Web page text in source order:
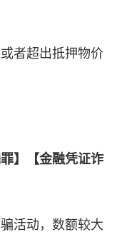
者超出抵押物价
】【金融凭证诈
活动，数额较大